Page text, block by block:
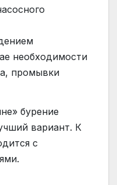
необходимости
промывки
бурение
вариант. К
с